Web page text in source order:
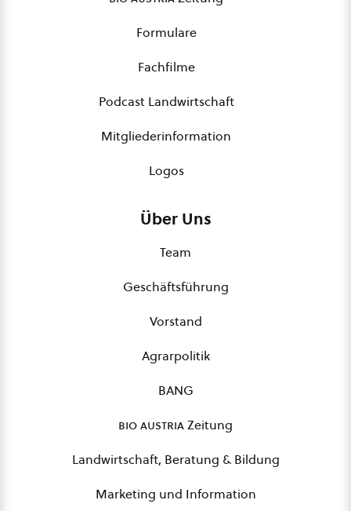
Formulare
Fachfilme
Podcast Landwirtschaft
Mitgliederinformation
Logos
Über Uns
Team
Geschäftsführung
Vorstand
Agrarpolitik
BANG
bio austriaZeitung
Landwirtschaft, Beratung & Bildung
Marketing und Information